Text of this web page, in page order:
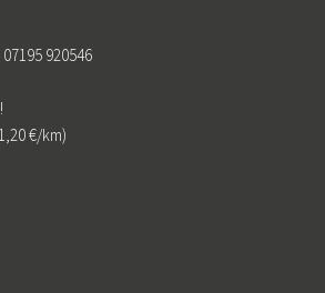
920546
€/km)